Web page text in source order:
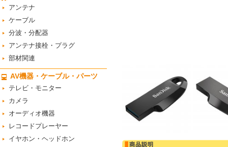
アンテナ
ケーブル
分波・分配器
アンテナ接栓・プラグ
部材関連
AV機器・ケーブル・パーツ
テレビ・モニター
カメラ
オーディオ機器
レコードプレーヤー
イヤホン・ヘッドホン